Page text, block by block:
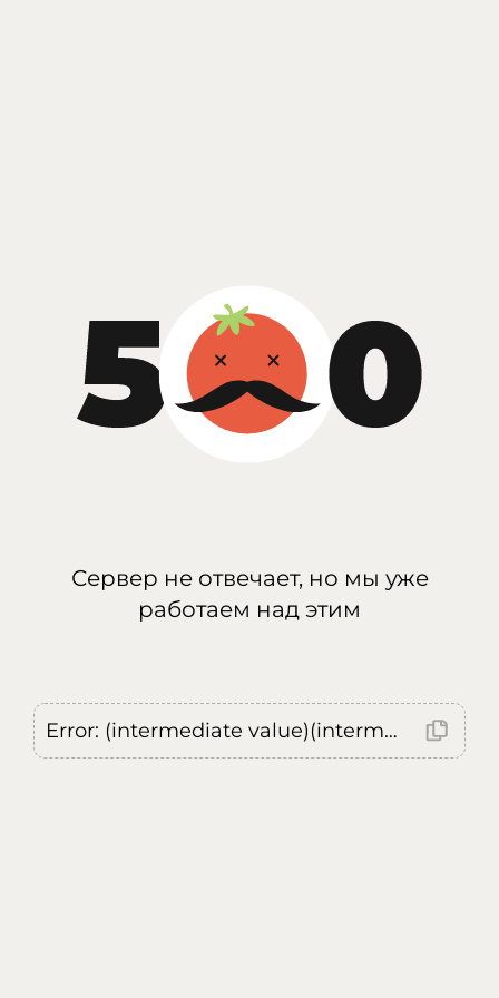
Сервер не отвечает, но мы уже
работаем над этим
Error: (intermediate value)(intermediate value)(intermediate value).replaceAll is not a function